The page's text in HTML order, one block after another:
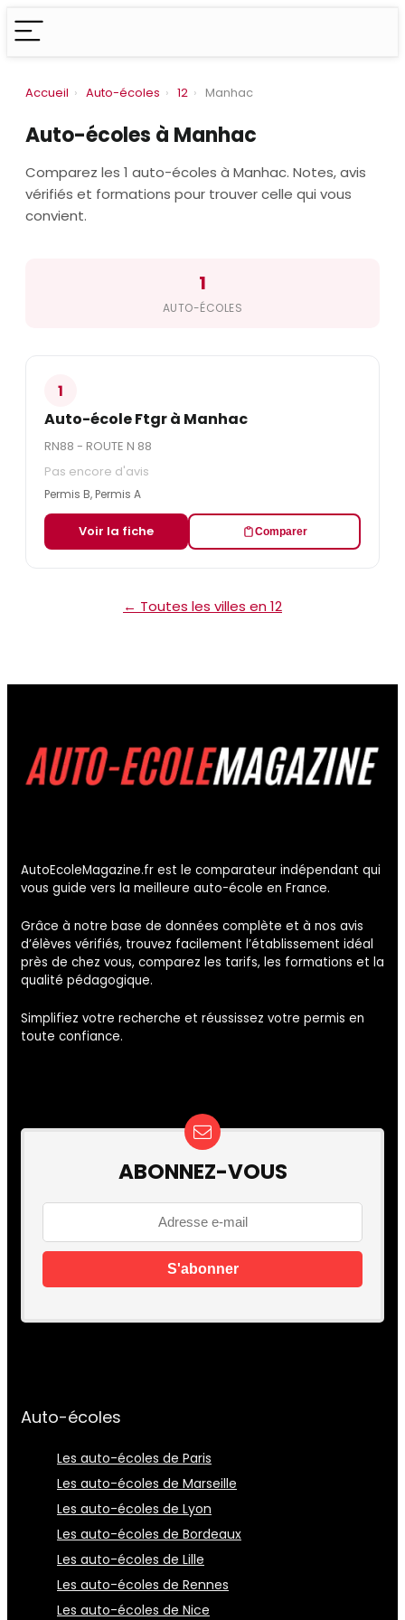
Accueil › Auto-écoles › 12 › Manhac
Auto-écoles à Manhac
Comparez les 1 auto-écoles à Manhac. Notes, avis
vérifiés et formations pour trouver celle qui vous
convient.
1
AUTO-ÉCOLES
1
Auto-école Ftgr à Manhac
RN88 - ROUTE N 88
Pas encore d'avis
Permis B, Permis A
Voir la fiche Comparer
← Toutes les villes en 12
AutoEcoleMagazine.fr est le comparateur indépendant qui
vous guide vers la meilleure auto-école en France.
Grâce à notre base de données complète et à nos avis
d’élèves vérifiés, trouvez facilement l’établissement idéal
près de chez vous, comparez les tarifs, les formations et la
qualité pédagogique.
Simplifiez votre recherche et réussissez votre permis en
toute confiance.
ABONNEZ-VOUS
Auto-écoles
Les auto-écoles de Paris
Les auto-écoles de Marseille
Les auto-écoles de Lyon
Les auto-écoles de Bordeaux
Les auto-écoles de Lille
Les auto-écoles de Rennes
Les auto-écoles de Nice